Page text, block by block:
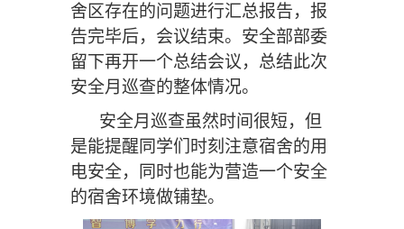
舍区存在的问题进行汇 总报告， 报
告完毕后， 会议结束。安全部部委
留下再开一个总结会议，总结此次
安全月巡查的整体情况。
安全月巡查虽然时间很短，但
是能提醒同学们 时刻注意宿舍的用
电安全，
同时也能为营造一个安全
的宿舍环境做铺垫。